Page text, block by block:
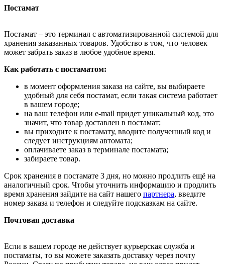
Постамат
Постамат – это терминал с автоматизированной системой для
хранения заказанных товаров. Удобство в том, что человек
может забрать заказ в любое удобное время.
Как работать с постаматом:
в момент оформления заказа на сайте, вы выбираете
удобный для себя постамат, если такая система работает
в вашем городе;
на ваш телефон или e-mail придет уникальный код, это
значит, что товар доставлен в постамат;
вы приходите к постамату, вводите полученный код и
следует инструкциям автомата;
оплачиваете заказ в терминале постамата;
забираете товар.
Срок хранения в постамате 3 дня, но можно продлить ещё на
аналогичный срок. Чтобы уточнить информацию и продлить
время хранения зайдите на сайт нашего партнера, введите
номер заказа и телефон и следуйте подсказкам на сайте.
Почтовая доставка
Если в вашем городе не действует курьерская служба и
постаматы, то вы можете заказать доставку через почту